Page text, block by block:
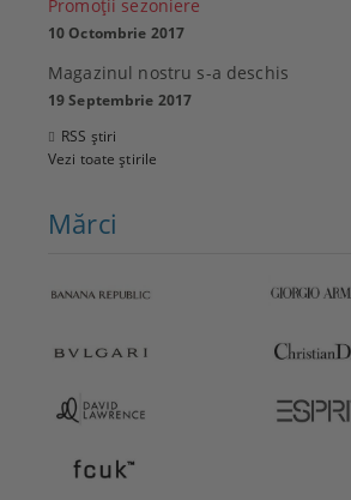
Promoţii sezoniere
10 Octombrie 2017
Magazinul nostru s-a deschis
19 Septembrie 2017
RSS știri
Vezi toate știrile
Mărci